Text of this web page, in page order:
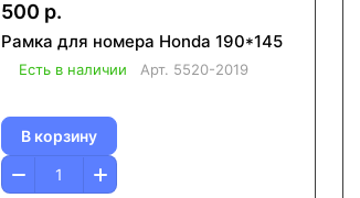
500 р.
Рамка для номера Honda 190*145
Есть в наличии Арт. 5520-2019
В корзину